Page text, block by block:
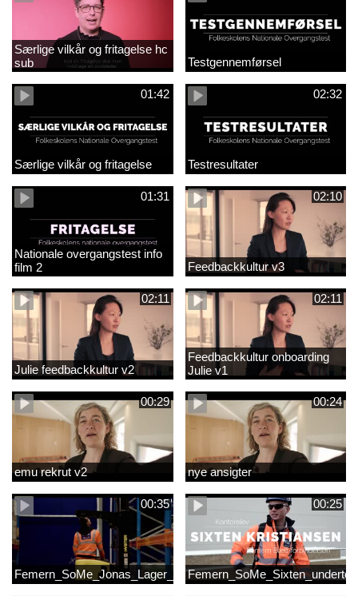
Særlige vilkår og fritagelse hc
sub
Testgennemførsel
01:42
Særlige vilkår og fritagelse
02:32
Testresultater
01:31
Nationale overgangstest info
film 2
02:10
Feedbackkultur v3
02:11
Julie feedbackkultur v2
02:11
Feedbackkultur onboarding
Julie v1
00:29
emu rekrut v2
00:24
nye ansigter
00:35
Femern_SoMe_Jonas_Lager_Undertekst
00:25